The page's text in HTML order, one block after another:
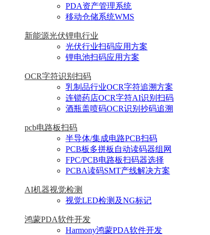
PDA资产管理系统
移动仓储系统WMS
新能源光伏锂电行业
光伏行业扫码应用方案
锂电池扫码应用方案
OCR字符识别扫码
乳制品行业OCR字符追溯方案
连锁药店OCR字符AI识别扫码
酒瓶盖喷码OCR识别抄码追溯
pcb电路板扫码
半导体/集成电路PCB扫码
PCB板多拼板自动读码器组网
FPC/PCB电路板扫码器选择
PCBA读码SMT产线解决方案
AI机器视觉检测
视觉LED检测及NG标记
鸿蒙PDA软件开发
Harmony鸿蒙PDA软件开发